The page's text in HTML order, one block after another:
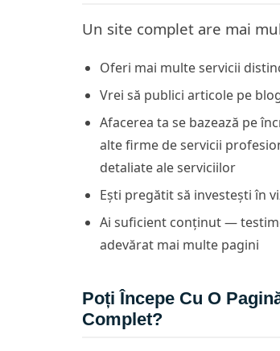
Un site complet are mai
Oferi mai multe servicii
Vrei să publici articole pe
Afacerea ta se bazează pe
alte firme de servicii
detaliate ale serviciilor
Ești pregătit să investești în
Ai suficient conținut —
adevărat mai multe pagini
Poți Începe Cu O
Complet?